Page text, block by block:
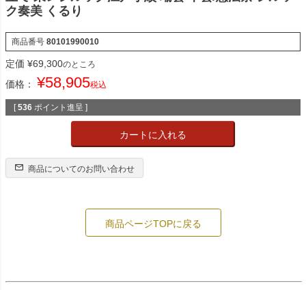
ク奏美 くるり
商品番号 80101990010
定価 ¥69,300のところ
価格： ¥58,905税込
[ 536 ポイント進呈 ]
カートに入れる
商品についてのお問い合わせ
商品ページTOPに戻る